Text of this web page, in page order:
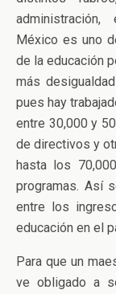
administración,
México es uno
de la educación
más
pues hay
entre 30,000 y
de directivos y
hasta los
programas. Así
entre los
educación en el
Para que un
ve obligado a